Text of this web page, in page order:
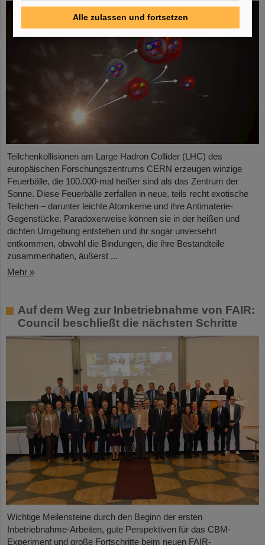
Teilchenkollisionen am Large Hadron Collider (LHC) des
europäischen Forschungszentrums CERN erzeugen winzige
Feuerbälle, die 100.000-mal heißer sind als das Zentrum der
Sonne. Diese Feuerbälle zerfallen in neue, teils recht exotische
Teilchen – darunter leichte Atomkerne und ihre Antimaterie-
Gegenstücke. Paradoxerweise können sie in der heißen und
dichten Umgebung entstehen und ihr sogar unversehrt
entkommen, obwohl die Bindungen, die ihre Bestandteile
zusammenhalten, äußerst ...
Mehr »
Auf dem Weg zur Inbetriebnahme von FAIR:
Council beschließt die nächsten Schritte
Wichtige Meilensteine durch den Beginn der ersten
Inbetriebnahme-Arbeiten, gute Perspektiven für das CBM-
Experiment und große Fortschritte beim neuen FAIR-
Alle zulassen und fortsetzen